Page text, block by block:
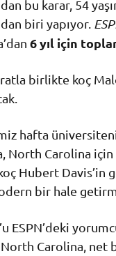
bu karar, 54
biri yapıyor.
6 yıl için
birlikte koç
hafta
North Carolina
Hubert Davis’in
bir hale
ESPN’deki
Carolina, net